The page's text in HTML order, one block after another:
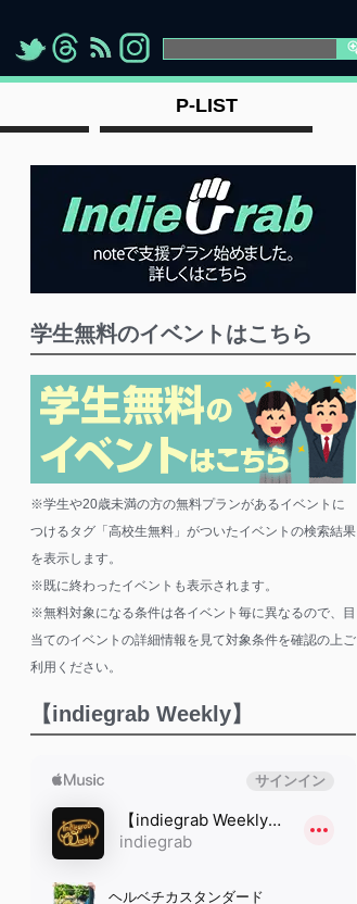
"> "> "> " >
P-LIST
学生無料のイベントはこちら
※学生や20歳未満の方の無料プランがあるイベントに
つけるタグ「高校生無料」がついたイベントの検索結果
を表示します。
※既に終わったイベントも表示されます。
※無料対象になる条件は各イベント毎に異なるので、目
当てのイベントの詳細情報を見て対象条件を確認の上ご
利用ください。
【indiegrab Weekly】